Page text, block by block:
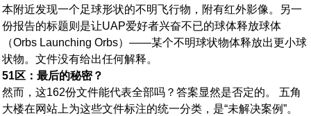
本附近发现一个足球形状的不明飞行物，附有红外影像。另一
份报告的标题则是让UAP爱好者兴奋不已的球体释放球体
（Orbs Launching Orbs）——某个不明球状物体释放出更小球
状物。文件没有给出任何解释。
51区：最后的秘密？
然而，这162份文件能代表全部吗？答案显然是否定的。 五角
大楼在网站上为这些文件标注的统一分类，是“未解决案例”。